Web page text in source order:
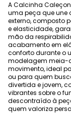
A Calcinha
uma peça que une
externo, composto
e elasticidade,
mão da
acabamento em
conforto durante o
modelagem meia-
movimento, ideal
ou para quem
divertida e jovem,
vibrantes sobre o
descontraído à
quem valoriza